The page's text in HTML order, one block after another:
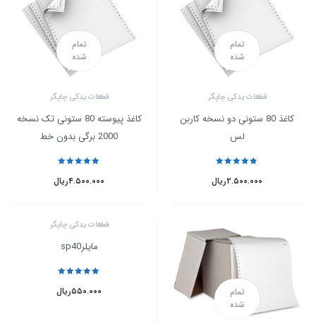
تمام
شده
قطعات یدکی چاپگر
کاغذ 80 ستونی دو نسخه کاربن
لس
ریال۲.۵۰۰.۰۰۰
تمام
شده
قطعات یدکی چاپگر
کاغذ پیوسته 80 ستونی تک نسخه
2000 برگی بدون خط
ریال۴.۵۰۰.۰۰۰
تمام
شده
قطعات یدکی چاپگر
مایلرsp40
ریال۵۵۰.۰۰۰